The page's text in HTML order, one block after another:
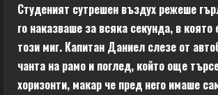
Студеният сутрешен въздух режеше
го наказваше за всяка секунда, в която
този миг. Капитан Даниел слезе от
чанта на рамо и поглед, който още
хоризонти, макар че пред него имаше